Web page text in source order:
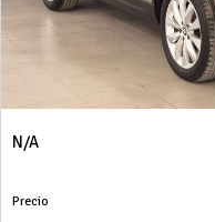
N/A
Precio